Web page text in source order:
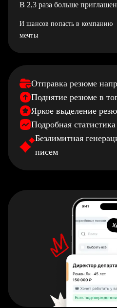
В 2,3 раза больше
И шансов попасть в компанию
мечты
Отправка резюме
Поднятие резюме в
Яркое выделение
Подробная
Безлимитная
писем